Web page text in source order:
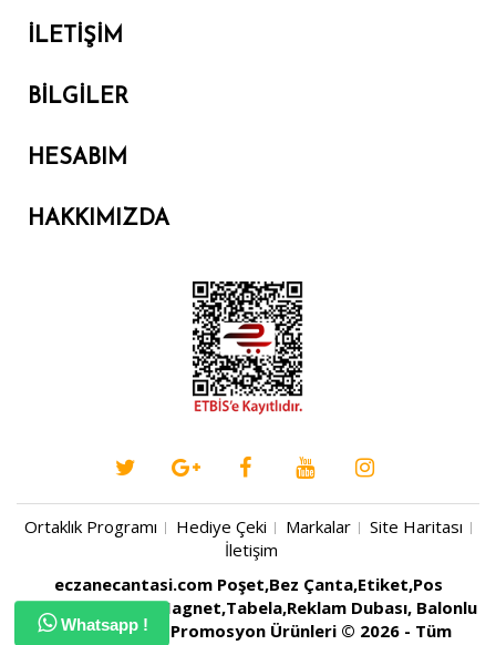
Whatsapp !
İLETIŞIM
BILGILER
HESABIM
HAKKIMIZDA
Ortaklık Programı Hediye Çeki Markalar
Site Haritası
İletişim
eczanecantasi.com Poşet,Bez Çanta,Etiket,Pos
Rulosu,Kartvizit,Magnet,Tabela,Reklam Dubası, Balonlu
Naylon, Baskılı Promosyon Ürünleri © 2026 - Tüm